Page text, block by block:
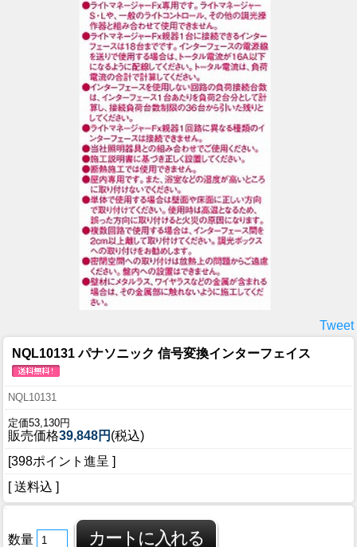
Tweet
NQL10131 パナソニック 信号変換インターフェイス
NQL10131
定価53,130円
販売価格39,848円 (税込)
[398ポイント進呈 ]
[ 送料込 ]
数量